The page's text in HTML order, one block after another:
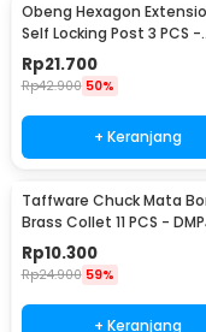
Obeng Hexagon
Self Locking Post 3 PCS -
HT43401-3P
Rp21.700
Rp42.900 50%
+ Keranjang
Taffware Chuck Mata
Brass Collet 11 PCS -
Rp10.300
Rp24.900 59%
+ Keranjang